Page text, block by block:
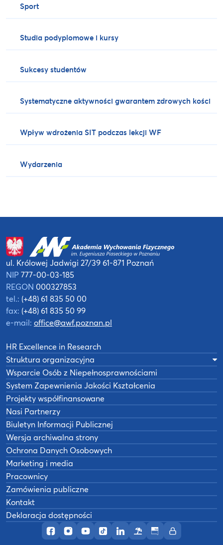
Sport
Studia podyplomowe i kursy
Sukcesy studentów
Systematyczne aktywności gwarantem zdrowych kości
Wpływ wdrożenia SIT podczas lekcji WF
Wydarzenia
Profil AWF Poznań w serwisie Facebook
Profil AWF Poznań w serwisie Instagram
Profil AWF Poznań w serwisie YouTube
Profil AWF Poznań w serwisie
Profil AWF Poznań w
OśrodekBiuletynIntranet
ul. Królowej Jadwigi 27/3961-871 Poznań
NIP 777-00-03-185
REGON 000327853
tel.: (+48) 61 835 50 00
fax: (+48) 61 835 50 99
e-mail: office@awf.poznan.pl
HR Excellence in Research
Struktura organizacyjna
Wsparcie Osób z Niepełnosprawnościami
System Zapewnienia Jakości Kształcenia
Projekty współfinansowane
Nasi Partnerzy
Biuletyn Informacji Publicznej
Wersja archiwalna strony
Ochrona Danych Osobowych
Marketing i media
Pracownicy
Zamówienia publiczne
Kontakt
Deklaracja dostępności